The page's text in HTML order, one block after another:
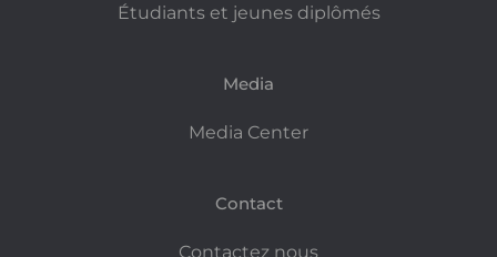
Étudiants et jeunes diplômés
Media
Media Center
Contact
Contactez nous